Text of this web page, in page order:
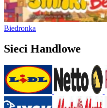
Biedronka
Sieci Handlowe